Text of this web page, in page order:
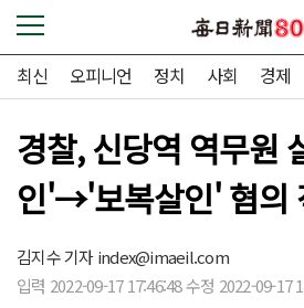
최신 오피니언 정치 사회 경제
경찰, 신당역 역무원
인'→'보복살인' 혐의
김지수 기자index@imaeil.com
입력 2022-09-17 17:46:48 수정 2022-09-17